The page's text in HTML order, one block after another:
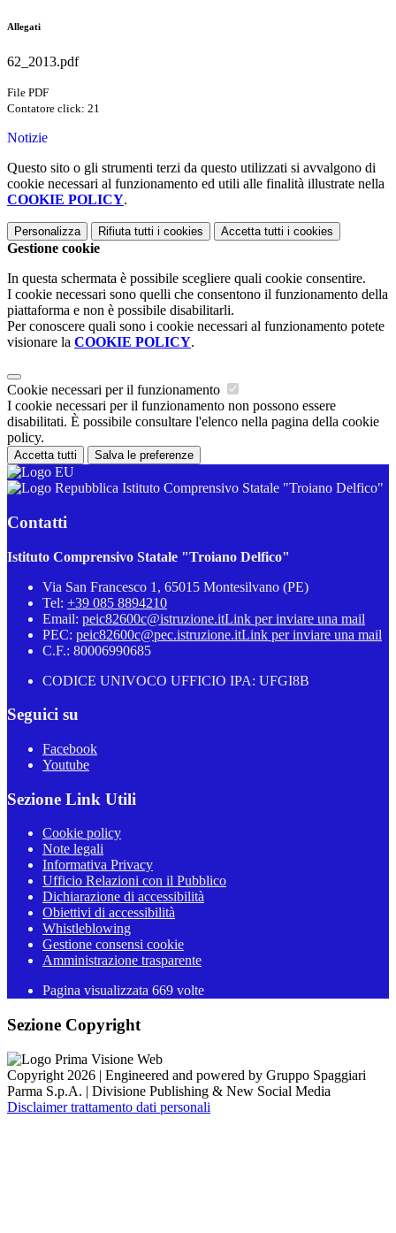
Allegati
62_2013.pdf
File PDF
Contatore click: 21
Notizie
Questo sito o gli strumenti terzi da questo utilizzati si avvalgono di
cookie necessari al funzionamento ed utili alle finalità illustrate nella
COOKIE POLICY.
Personalizza Rifiuta tutti i cookies Accetta tutti i cookies
Gestione cookie
In questa schermata è possibile scegliere quali cookie consentire.
I cookie necessari sono quelli che consentono il funzionamento della
piattaforma e non è possibile disabilitarli.
Per conoscere quali sono i cookie necessari al funzionamento potete
visionare la COOKIE POLICY.
Cookie necessari per il funzionamento
I cookie necessari per il funzionamento non possono essere
disabilitati. È possibile consultare l'elenco nella pagina della cookie
policy.
Accetta tutti Salva le preferenze
Istituto Comprensivo Statale "Troiano Delfico"
Contatti
Istituto Comprensivo Statale "Troiano Delfico"
Via San Francesco 1, 65015 Montesilvano (PE)
Tel: +39 085 8894210
Email: peic82600c@istruzione.itLink per inviare una mail
PEC: peic82600c@pec.istruzione.itLink per inviare una mail
C.F.: 80006990685
CODICE UNIVOCO UFFICIO IPA: UFGI8B
Seguici su
Facebook
Youtube
Sezione Link Utili
Cookie policy
Note legali
Informativa Privacy
Ufficio Relazioni con il Pubblico
Dichiarazione di accessibilità
Obiettivi di accessibilità
Whistleblowing
Gestione consensi cookie
Amministrazione trasparente
Pagina visualizzata 669 volte
Sezione Copyright
Copyright 2026 | Engineered and powered by Gruppo Spaggiari
Parma S.p.A. | Divisione Publishing & New Social Media
Disclaimer trattamento dati personali